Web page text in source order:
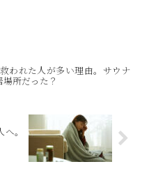
われた人が多い理由。サウナ
場所だった？
。